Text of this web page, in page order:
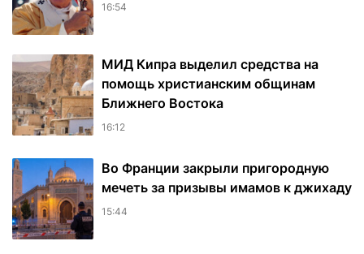
16:54
МИД Кипра выделил средства на
помощь христианским общинам
Ближнего Востока
16:12
Во Франции закрыли пригородную
мечеть за призывы имамов к джихаду
15:44